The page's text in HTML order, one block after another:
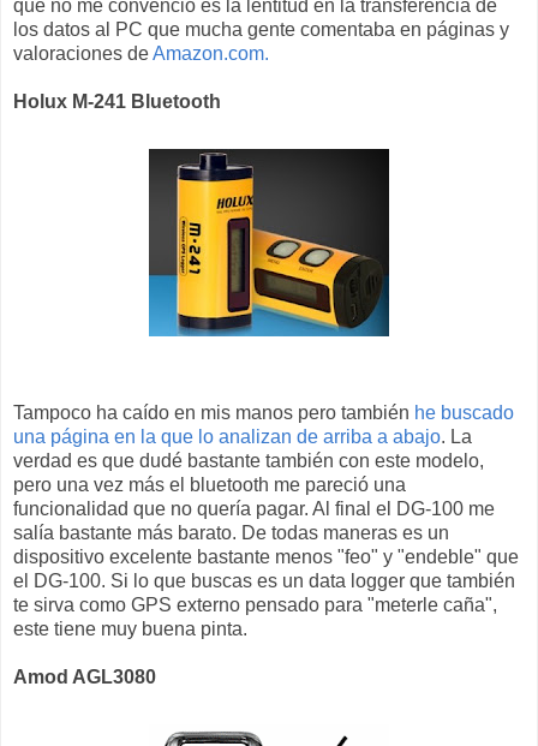
que no me convenció es la lentitud en la transferencia de
los datos al PC que mucha gente comentaba en páginas y
valoraciones deAmazon.com.
Holux M-241 Bluetooth
Tampoco ha caído en mis manos pero también he buscado
una página en la que lo analizan de arriba a abajo. La
verdad es que dudé bastante también con este modelo,
pero una vez más el bluetooth me pareció una
funcionalidad que no quería pagar. Al final el DG-100 me
salía bastante más barato. De todas maneras es un
dispositivo excelente bastante menos "feo" y "endeble" que
el DG-100. Si lo que buscas es un data logger que también
te sirva como GPS externo pensado para "meterle caña",
este tiene muy buena pinta.
Amod AGL3080